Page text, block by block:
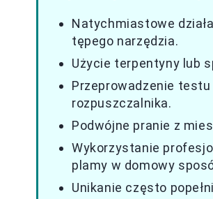
Natychmiastowe
tępego narzędzia.
Użycie terpentyny lub
Przeprowadzenie
rozpuszczalnika.
Podwójne pranie z
Wykorzystanie
plamy w domowy
Unikanie często